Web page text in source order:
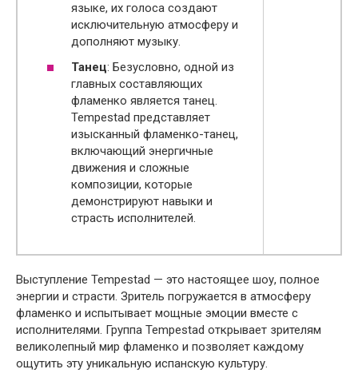
языке, их голоса создают
исключительную атмосферу и
дополняют музыку.
Танец: Безусловно, одной из
главных составляющих
фламенко является танец.
Tempestad представляет
изысканный фламенко-танец,
включающий энергичные
движения и сложные
композиции, которые
демонстрируют навыки и
страсть исполнителей.
Выступление Tempestad — это настоящее шоу, полное
энергии и страсти. Зритель погружается в атмосферу
фламенко и испытывает мощные эмоции вместе с
исполнителями. Группа Tempestad открывает зрителям
великолепный мир фламенко и позволяет каждому
ощутить эту уникальную испанскую культуру.